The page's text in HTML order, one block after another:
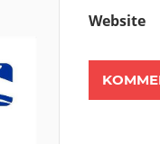
Website